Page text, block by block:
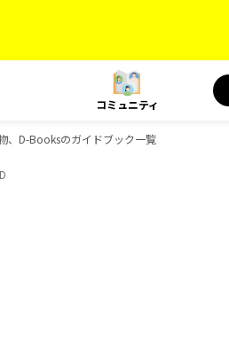
コミュニティ
、D-Booksのガイドブック一覧